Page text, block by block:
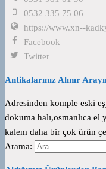
0532 335 75 06
https://www.xn--
Facebook
Twitter
Antikalarınız Alınır
Adresinden komple eski
dokuma halı,osmanlıca
kalem daha bir çok ürün
Arama: